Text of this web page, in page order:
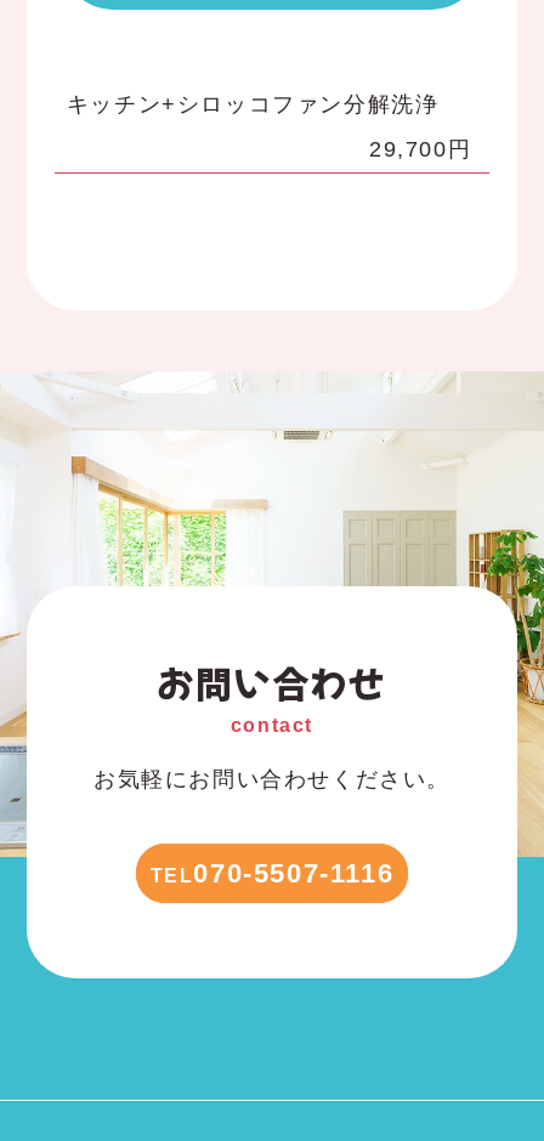
キッチン+シロッコファン分解洗浄
29,700円
お問い合わせ
contact
お気軽にお問い合わせください。
TEL070-5507-1116